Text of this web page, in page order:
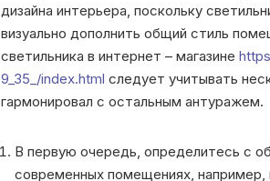
дизайна интерьера, поскольку
визуально дополнить общий стиль
светильника в интернет – магазине
9_35_/index.html следует учитывать
гармонировал с остальным антуражем.
В первую очередь, определитесь с
современных помещениях, например,